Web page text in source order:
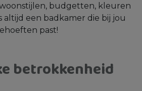
budgetten, kleuren
altijd een badkamer die bij jou
past!
betrokkenheid